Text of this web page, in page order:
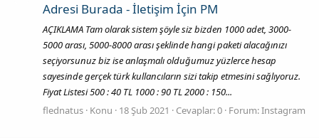
Adresi Burada - İletişim İçin PM
AÇIKLAMA Tam olarak sistem şöyle siz bizden 1000 adet, 3000-
5000 arası, 5000-8000 arası şeklinde hangi paketi alacağınızı
seçiyorsunuz biz ise anlaşmalı olduğumuz yüzlerce hesap
sayesinde gerçek türk kullancıların sizi takip etmesini sağlıyoruz.
Fiyat Listesi 500 : 40 TL 1000 : 90 TL 2000 : 150...
flednatus Konu 18 Şub 2021 Cevaplar: 0 Forum:Instagram